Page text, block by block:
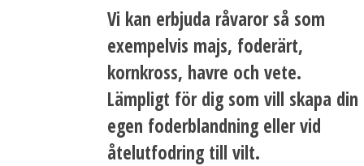
Vi kan erbjuda råvaror så som
exempelvis majs, foderärt,
kornkross, havre och vete.
Lämpligt för dig som vill skapa din
egen foderblandning eller vid
åtelutfodring till vilt.